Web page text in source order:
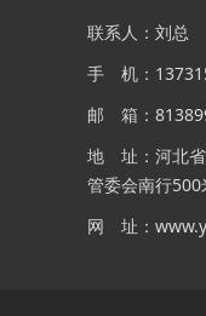
联系人：刘总
手 机：
邮 箱：
地 址：河北省
管委会南行
网 址：